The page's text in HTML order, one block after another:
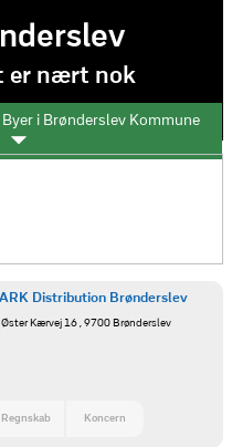
er nært nok
Byer i Brønderslev Kommune
Distribution Brønderslev
Øster Kærvej 16 , 9700 Brønderslev
Regnskab Koncern